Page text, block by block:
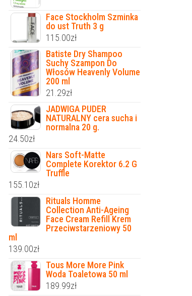
Face Stockholm Szminka
do ust Truth 3 g
115.00zł
Batiste Dry Shampoo
Suchy Szampon Do
Włosów Heavenly Volume
200 ml
21.29zł
JADWIGA PUDER
NATURALNY cera sucha i
normalna 20 g.
24.50zł
Nars Soft-Matte
Complete Korektor 6.2 G
Truffle
155.10zł
Rituals Homme
Collection Anti-Ageing
Face Cream Refill Krem
Przeciwstarzeniowy 50
ml
139.00zł
Tous More More Pink
Woda Toaletowa 50 ml
189.99zł